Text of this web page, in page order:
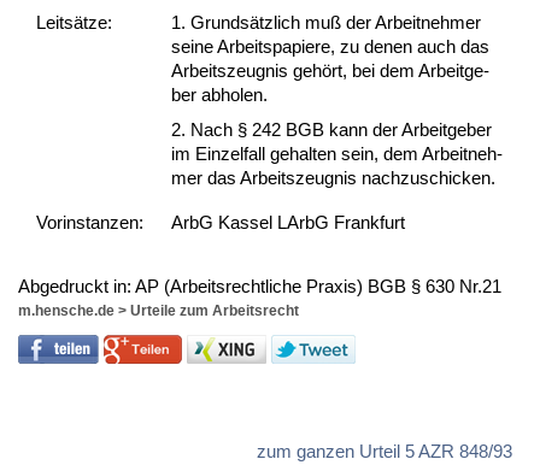
Leit­sätze:
1. Grundsätz­lich muß der Ar­beit­neh­mer
sei­ne Ar­beits­pa­pie­re, zu de­nen auch das
Ar­beits­zeug­nis gehört, bei dem Ar­beit­ge­
ber ab­ho­len.
2. Nach § 242 BGB kann der Ar­beit­ge­ber
im Ein­zel­fall ge­hal­ten sein, dem Ar­beit­neh­
mer das Ar­beits­zeug­nis nach­zu­schi­cken.
Vor­ins­tan­zen: ArbG Kassel LArbG Frankfurt
Ab­ge­druckt in: AP (Ar­beits­recht­li­che Pra­xis) BGB § 630 Nr.21
m.hensche.de > Urteile zum Arbeitsrecht
zum ganzen Urteil 5 AZR 848/93